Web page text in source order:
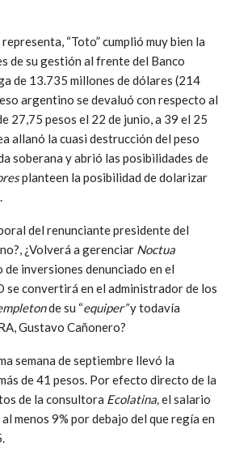
“Toto” cumplió muy bien la
de su gestión al frente del Banco
de 13.735 millones de dólares (214
argentino se devaluó con respecto al
27,75 pesos el 22 de junio, a 39 el 25
allanó la cuasi destrucción del peso
soberana y abrió las posibilidades de
planteen la posibilidad de dolarizar
del renunciante presidente del
¿Volverá a gerenciar Noctua
de inversiones denunciado en el
se convertirá en el administrador de los
de su “equiper”y todavía
Gustavo Cañonero?
semana de septiembre llevó la
de 41 pesos. Por efecto directo de la
de la consultora Ecolatina, el salario
menos 9% por debajo del que regía en